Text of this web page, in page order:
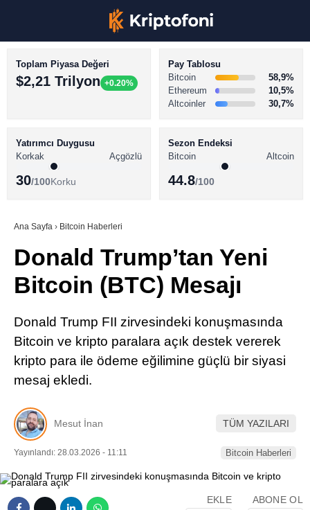
Youtube
TikTok
Pinterest
LinkedIn
BİTCOİN HABERLERİ
ALTCOİN HABERLERİ
SÖZLÜK
Toplam Piyasa Değeri
$2,21 Trilyon +0.20%
Pay Tablosu
Bitcoin
58,9%
Ethereum
10,5%
Altcoinler
30,7%
Yatırımcı Duygusu
Korkak
Açgözlü
30/100Korku
Sezon Endeksi
Bitcoin
Altcoin
44.8/100
Ana Sayfa › Bitcoin Haberleri
Donald Trump’tan Yeni
Bitcoin (BTC) Mesajı
Donald Trump FII zirvesindeki konuşmasında
Bitcoin ve kripto paralara açık destek vererek
kripto para ile ödeme eğilimine güçlü bir siyasi
mesaj ekledi.
Mesut İnan TÜM YAZILARI
Yayınlandı: 28.03.2026 - 11:11 Bitcoin Haberleri
EKLE ABONE OL